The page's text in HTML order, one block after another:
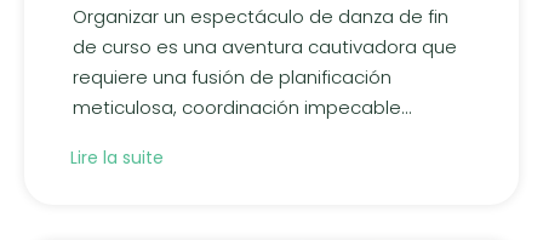
Organizar un espectáculo de danza de fin
de curso es una aventura cautivadora que
requiere una fusión de planificación
meticulosa, coordinación impecable...
Lire la suite